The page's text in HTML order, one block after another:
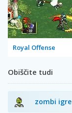
Royal Offense
Obiščite tudi
zombi igre